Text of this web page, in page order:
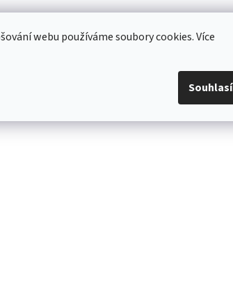
webu používáme soubory cookies. Více